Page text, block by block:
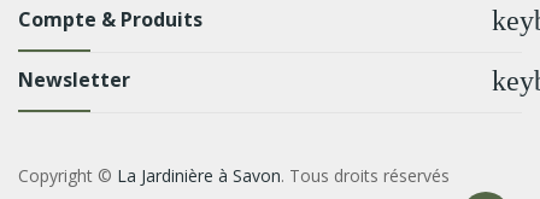
Compte & Produits
Newsletter
Copyright © La Jardinière à Savon. Tous droits réservés